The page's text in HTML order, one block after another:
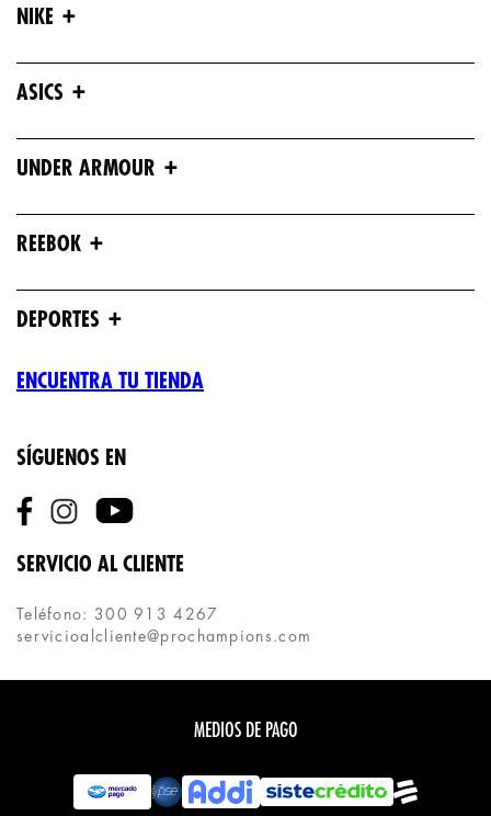
NIKE +
ASICS +
UNDER ARMOUR +
REEBOK +
DEPORTES +
ENCUENTRA TU TIENDA
SÍGUENOS EN
SERVICIO AL CLIENTE
Teléfono: 300 913 4267
servicioalcliente@prochampions.com
MEDIOS DE PAGO